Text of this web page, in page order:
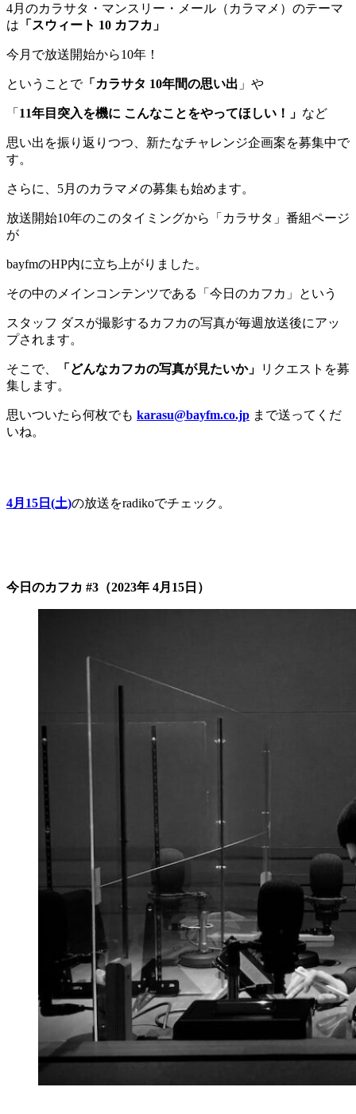
4月のカラサタ・マンスリー・メール（カラマメ）のテーマ
は 「スウィート 10 カフカ」
今月で放送開始から10年！
ということで「カラサタ 10年間の思い出 」や
「 11年目突入を機に こんなことをやってほしい！」 など
思い出を振り返りつつ、新たなチャレンジ企画案を募集中で
す。
さらに、5月のカラマメの募集も始めます。
放送開始10年のこのタイミングから「カラサタ」番組ページ
が
bayfmのHP内に立ち上がりました。
その中のメインコンテンツである「今日のカフカ」という
スタッフ ダスが撮影するカフカの写真が毎週放送後にアッ
プされます。
そこで、 「どんなカフカの写真が見たいか」
リクエストを募
集します。
思いついたら何枚でも karasu@bayfm.co.jp まで送ってくだ
いね。
4月15日(土)の放送をradikoでチェック。
今日のカフカ #3（2023年 4月15日）